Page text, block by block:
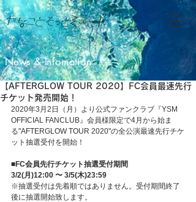
News & Infomation
【AFTERGLOW TOUR 2020】FC会員最速先行
チケット発売開始！
2020年3月2日（月）より公式ファンクラブ『YSM
OFFICIAL FANCLUB』会員様限定で4月から始ま
る"AFTERGLOW TOUR 2020"の全公演最速先行チケ
ット抽選受付を開始！
■FC会員先行チケット抽選受付期間
3/2(月)12:00 〜 3/5(木)23:59
※抽選受付は先着順ではありません。受付期間終了
後に抽選開始致します。